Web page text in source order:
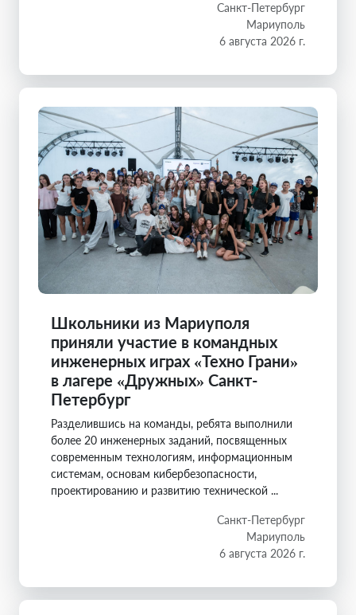
Санкт-Петербург
Мариуполь
6 августа 2026 г.
Школьники из Мариуполя
приняли участие в командных
инженерных играх «Техно Грани»
в лагере «Дружных» Санкт-
Петербург
Разделившись на команды, ребята выполнили
более 20 инженерных заданий, посвященных
современным технологиям, информационным
системам, основам кибербезопасности,
проектированию и развитию технической ...
Санкт-Петербург
Мариуполь
6 августа 2026 г.